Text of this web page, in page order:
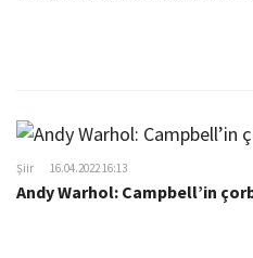
Şiir 16.04.2022 16:13
Andy Warhol: Campbell’in